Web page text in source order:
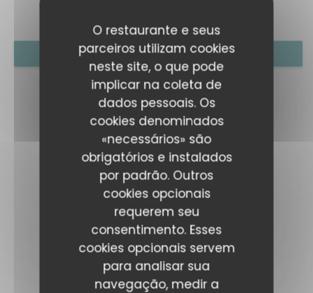
O restaurante e seus
parceiros utilizam cookies
neste site, o que pode
implicar na coleta de
dados pessoais. Os
cookies denominados
«necessários» são
obrigatórios e instalados
por padrão. Outros
cookies opcionais
requerem seu
consentimento. Esses
cookies opcionais servem
para analisar sua
navegação, medir a
RESERVAR UMA MESA